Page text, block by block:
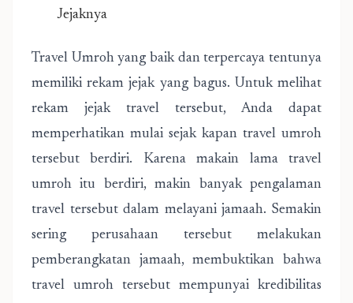
Jejaknya
Travel Umroh yang baik dan terpercaya tentunya
memiliki rekam jejak yang bagus. Untuk melihat
rekam jejak travel tersebut, Anda dapat
memperhatikan mulai sejak kapan travel umroh
tersebut berdiri. Karena makain lama travel
umroh itu berdiri, makin banyak pengalaman
travel tersebut dalam melayani jamaah. Semakin
sering perusahaan tersebut melakukan
pemberangkatan jamaah, membuktikan bahwa
travel umroh tersebut mempunyai kredibilitas